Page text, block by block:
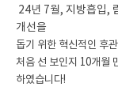
24년 7월, 지방흡입,
개선을
돕기 위한 혁신적인 후
처음 선 보인지 10개월
하였습니다!